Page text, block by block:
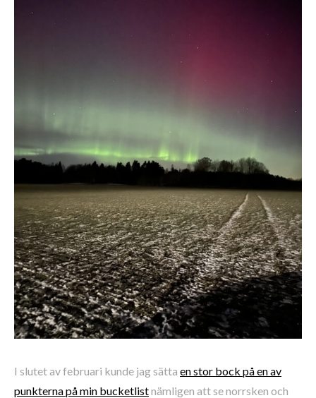
I slutet av februari kunde jag sätta en stor bock på en av
punkterna på min bucketlistnämligen att se norrsken och